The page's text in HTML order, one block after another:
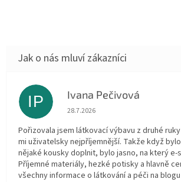
IP Ivana Pečivová
Hodnocení obchodu je 5 z 5
28.7.2026
Pořizovala jsem látkovací výbavu z druhé
mi uživatelsky nejpříjemnější. Takže když
nějaké kousky doplnit, bylo jasno, na který
Příjemné materiály, hezké potisky a hlavně
všechny informace o látkování a péči na blogu